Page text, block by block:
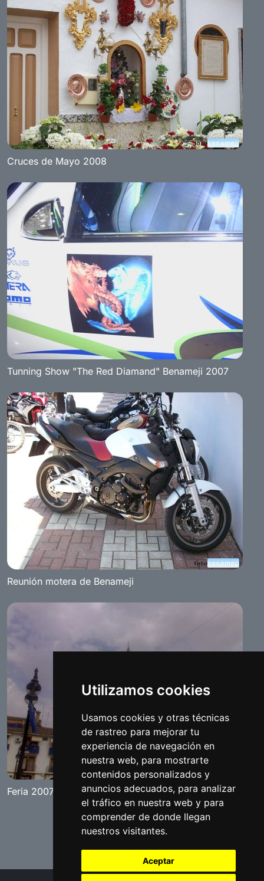
Utilizamos cookies
Usamos cookies y otras técnicas
de rastreo para mejorar tu
experiencia de navegación en
nuestra web, para mostrarte
contenidos personalizados y
anuncios adecuados, para analizar
el tráfico en nuestra web y para
comprender de donde llegan
nuestros visitantes.
Aceptar
Cruces de Mayo 2008
Tunning Show "The Red Diamand" Benameji 2007
Reunión motera de Benameji
Feria 2007